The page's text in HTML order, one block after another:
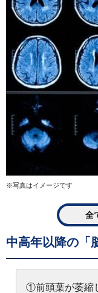
※写真はイメージです
全
中高年以降の「
①前頭葉が萎縮